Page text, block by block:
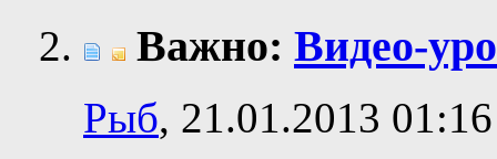
Важно: Видео-
Рыб, 21.01.2013 01:16